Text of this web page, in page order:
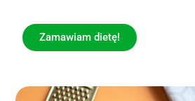
Zamawiam dietę!